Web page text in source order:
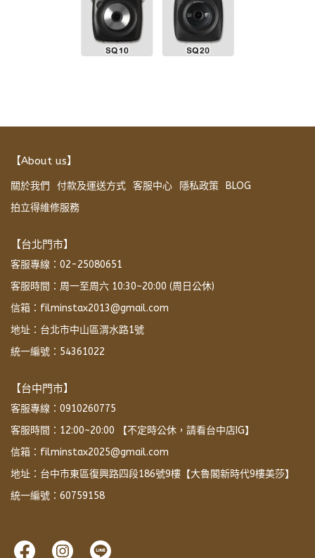
【About us】
關於我們 付款及運送方式 客服中心 隱私政策
BLOG
拍立得維修服務
【台北門市】
客服專線：02-25080651
客服時間：周一至周六 10:30~20:00 (周日公休)
信箱：filminstax2013@gmail.com
地址：台北市中山區渭水路1號
統一編號：54361022
【台中門市】
客服專線：0910260775
客服時間：12:00~20:00 【不定時公休，請看台中店IG】
信箱：filminstax2025@gmail.com
地址：台中市東區復興路四段186號9樓【大魯閣新時代9樓美莎】
統一編號：60759158